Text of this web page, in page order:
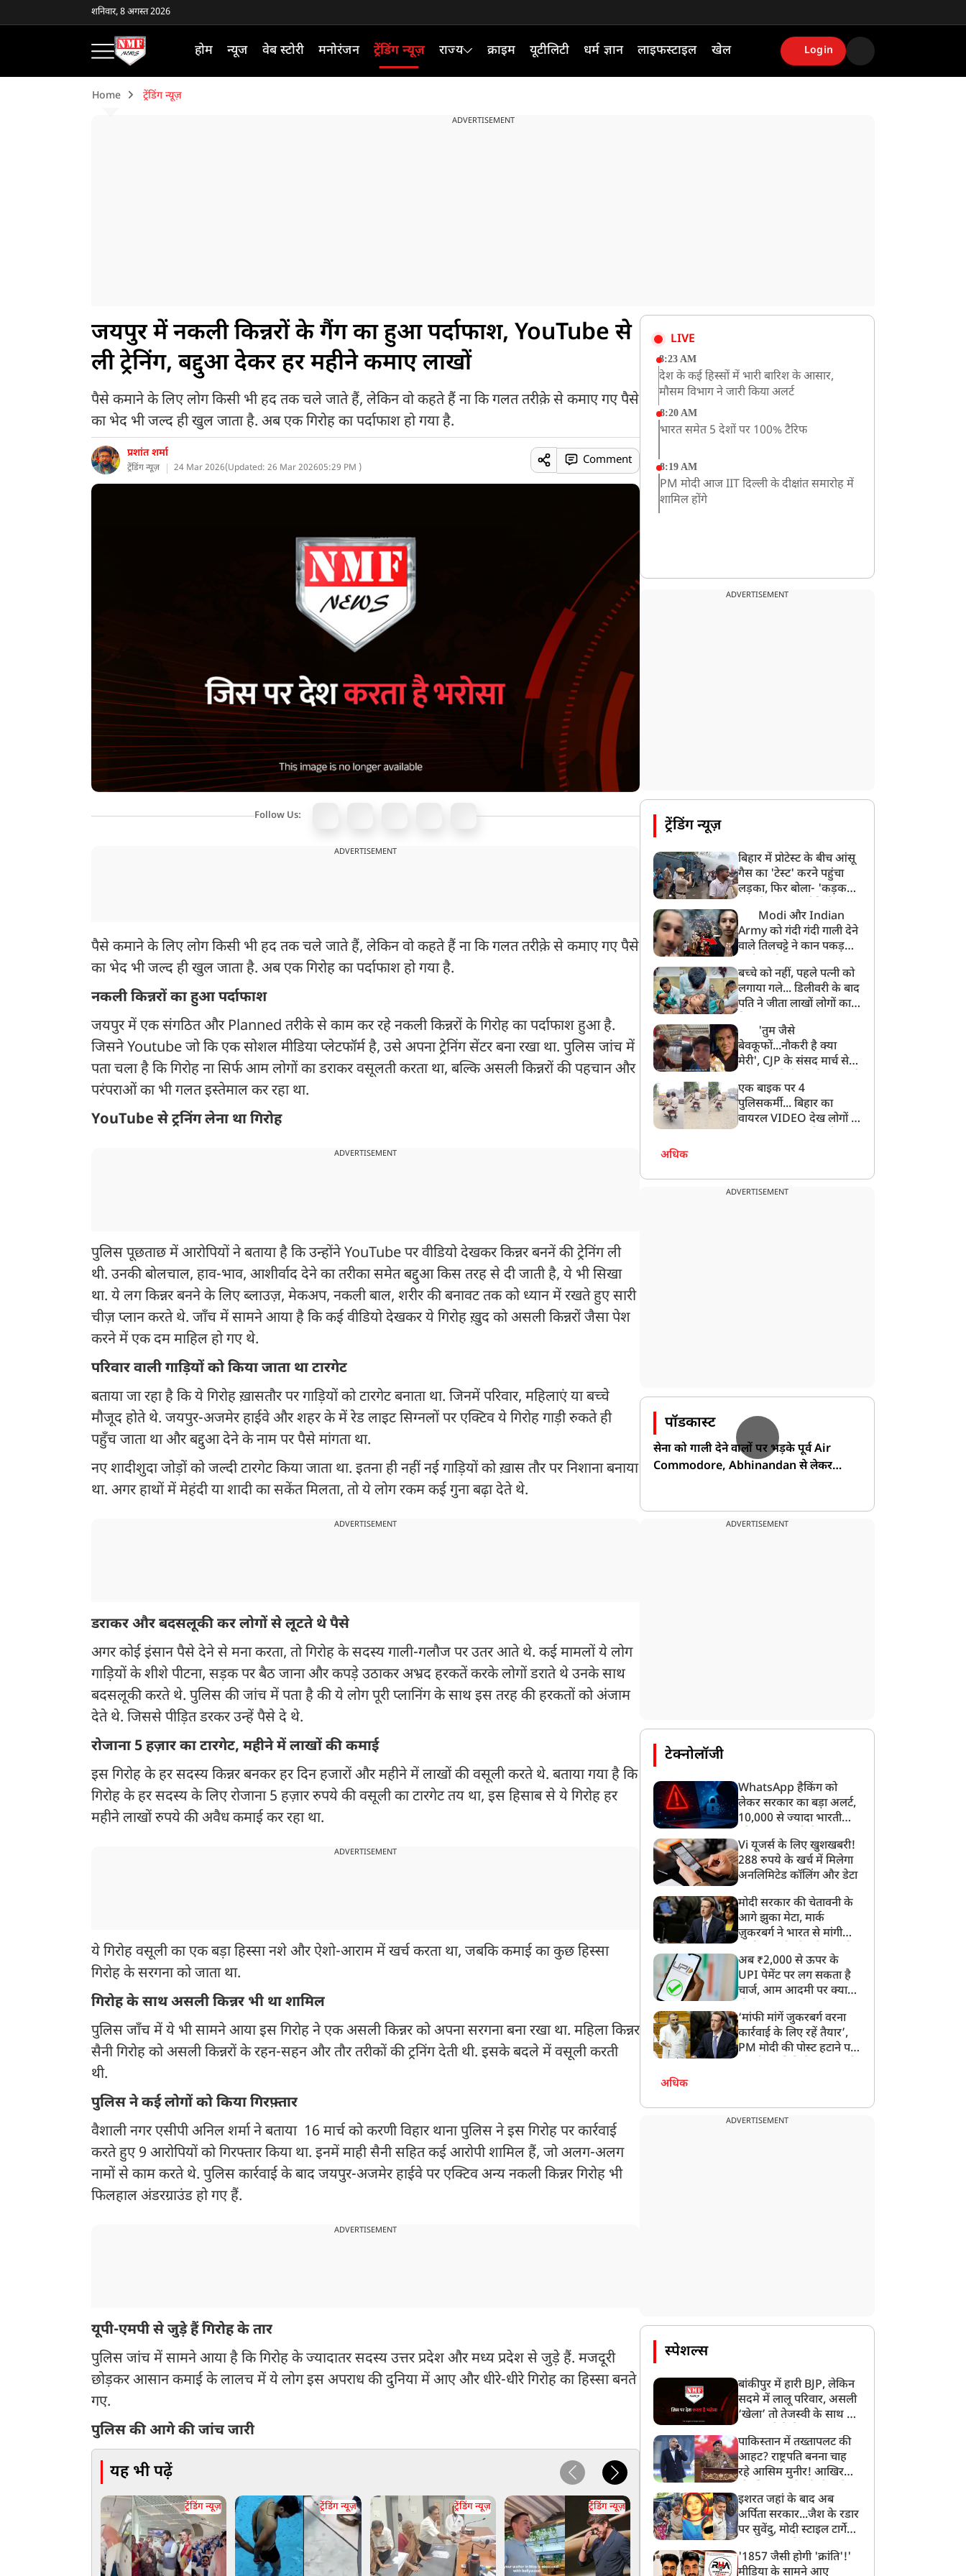
शनिवार, 8 अगस्त 2026
होम न्यूज वेब स्टोरी मनोरंजन ट्रेंडिंग न्यूज़ राज्य क्राइम यूटीलिटी धर्म ज्ञान लाइफस्टाइल खेल Login
Home ट्रेंडिंग न्यूज़
ADVERTISEMENT
जयपुर में नकली किन्नरों के गैंग का हुआ पर्दाफाश, YouTube से
ली ट्रेनिंग, बद्दुआ देकर हर महीने कमाए लाखों
पैसे कमाने के लिए लोग किसी भी हद तक चले जाते हैं, लेकिन वो कहते हैं ना कि गलत तरीक़े से कमाए गए पैसे
का भेद भी जल्द ही खुल जाता है. अब एक गिरोह का पर्दाफाश हो गया है.
प्रशांत शर्मा
ट्रेंडिंग न्यूज़ 24 Mar 2026(Updated: 26 Mar 202605:29 PM )
Comment
Follow Us:
ADVERTISEMENT
पैसे कमाने के लिए लोग किसी भी हद तक चले जाते हैं, लेकिन वो कहते हैं ना कि गलत तरीक़े से कमाए गए पैसे
का भेद भी जल्द ही खुल जाता है. अब एक गिरोह का पर्दाफाश हो गया है.
नकली किन्नरों का हुआ पर्दाफाश
जयपुर में एक संगठित और Planned तरीके से काम कर रहे नकली किन्नरों के गिरोह का पर्दाफाश हुआ है.
जिसने Youtube जो कि एक सोशल मीडिया प्लेटफॉर्म है, उसे अपना ट्रेनिंग सेंटर बना रखा था. पुलिस जांच में
पता चला है कि गिरोह ना सिर्फ आम लोगों का डराकर वसूलती करता था, बल्कि असली किन्नरों की पहचान और
परंपराओं का भी गलत इस्तेमाल कर रहा था.
YouTube से ट्रनिंग लेना था गिरोह
ADVERTISEMENT
पुलिस पूछताछ में आरोपियों ने बताया है कि उन्होंने YouTube पर वीडियो देखकर किन्नर बननें की ट्रेनिंग ली
थी. उनकी बोलचाल, हाव-भाव, आशीर्वाद देने का तरीका समेत बद्दुआ किस तरह से दी जाती है, ये भी सिखा
था. ये लग किन्नर बनने के लिए ब्लाउज़, मेकअप, नकली बाल, शरीर की बनावट तक को ध्यान में रखते हुए सारी
चीज़ प्लान करते थे. जाँच में सामने आया है कि कई वीडियो देखकर ये गिरोह ख़ुद को असली किन्नरों जैसा पेश
करने में एक दम माहिल हो गए थे.
परिवार वाली गाड़ियों को किया जाता था टारगेट
बताया जा रहा है कि ये गिरोह ख़ासतौर पर गाड़ियों को टारगेट बनाता था. जिनमें परिवार, महिलाएं या बच्चे
मौजूद होते थे. जयपुर-अजमेर हाईवे और शहर के में रेड लाइट सिग्नलों पर एक्टिव ये गिरोह गाड़ी रुकते ही
पहुँच जाता था और बद्दुआ देने के नाम पर पैसे मांगता था.
नए शादीशुदा जोड़ों को जल्दी टारगेट किया जाता था. इतना ही नहीं नई गाड़ियों को ख़ास तौर पर निशाना बनाया
था. अगर हाथों में मेहंदी या शादी का सकेंत मिलता, तो ये लोग रकम कई गुना बढ़ा देते थे.
ADVERTISEMENT
डराकर और बदसलूकी कर लोगों से लूटते थे पैसे
अगर कोई इंसान पैसे देने से मना करता, तो गिरोह के सदस्य गाली-गलौज पर उतर आते थे. कई मामलों ये लोग
गाड़ियों के शीशे पीटना, सड़क पर बैठ जाना और कपड़े उठाकर अभ्रद हरकतें करके लोगों डराते थे उनके साथ
बदसलूकी करते थे. पुलिस की जांच में पता है की ये लोग पूरी प्लानिंग के साथ इस तरह की हरकतों को अंजाम
देते थे. जिससे पीड़ित डरकर उन्हें पैसे दे थे.
रोजाना 5 हज़ार का टारगेट, महीने में लाखों की कमाई
इस गिरोह के हर सदस्य किन्नर बनकर हर दिन हजारों और महीने में लाखों की वसूली करते थे. बताया गया है कि
गिरोह के हर सदस्य के लिए रोजाना 5 हज़ार रुपये की वसूली का टारगेट तय था, इस हिसाब से ये गिरोह हर
महीने लाखों रुपये की अवैध कमाई कर रहा था.
ADVERTISEMENT
ये गिरोह वसूली का एक बड़ा हिस्सा नशे और ऐशो-आराम में खर्च करता था, जबकि कमाई का कुछ हिस्सा
गिरोह के सरगना को जाता था.
गिरोह के साथ असली किन्नर भी था शामिल
पुलिस जाँच में ये भी सामने आया इस गिरोह ने एक असली किन्नर को अपना सरगना बना रखा था. महिला किन्नर
सैनी गिरोह को असली किन्नरों के रहन-सहन और तौर तरीकों की ट्रनिंग देती थी. इसके बदले में वसूली करती
थी.
पुलिस ने कई लोगों को किया गिरफ़्तार
वैशाली नगर एसीपी अनिल शर्मा ने बताया 16 मार्च को करणी विहार थाना पुलिस ने इस गिरोह पर कार्रवाई
करते हुए 9 आरोपियों को गिरफ्तार किया था. इनमें माही सैनी सहित कई आरोपी शामिल हैं, जो अलग-अलग
नामों से काम करते थे. पुलिस कार्रवाई के बाद जयपुर-अजमेर हाईवे पर एक्टिव अन्य नकली किन्नर गिरोह भी
फिलहाल अंडरग्राउंड हो गए हैं.
ADVERTISEMENT
यूपी-एमपी से जुड़े हैं गिरोह के तार
पुलिस जांच में सामने आया है कि गिरोह के ज्यादातर सदस्य उत्तर प्रदेश और मध्य प्रदेश से जुड़े हैं. मजदूरी
छोड़कर आसान कमाई के लालच में ये लोग इस अपराध की दुनिया में आए और धीरे-धीरे गिरोह का हिस्सा बनते
गए.
पुलिस की आगे की जांच जारी
यह भी पढ़ें
ट्रेंडिंग न्यूज़ ट्रेंडिंग न्यूज़ ट्रेंडिंग न्यूज़ ट्रेंडिंग न्यूज़ ट्रेंडिंग न्यूज़
LIVE
8:23 AM
देश के कई हिस्सों में भारी बारिश के आसार,
मौसम विभाग ने जारी किया अलर्ट
8:20 AM
भारत समेत 5 देशों पर 100% टैरिफ
8:19 AM
PM मोदी आज IIT दिल्ली के दीक्षांत समारोह में
शामिल होंगे
ADVERTISEMENT
ट्रेंडिंग न्यूज़
बिहार में प्रोटेस्ट के बीच आंसू
गैस का 'टेस्ट' करने पहुंचा
लड़का, फिर बोला- 'कड़क
वायरलModi और Indian
Army को गंदी गंदी गाली देने
वाले तिलचट्टे ने कान पकड़कर
बच्चे को नहीं, पहले पत्नी को
लगाया गले... डिलीवरी के बाद
पति ने जीता लाखों लोगों का
'तुम जैसे
बेवकूफों...नौकरी है क्या
मेरी', CJP के संसद मार्च से
के सवाल पर मिला ये जवाब!
एक बाइक पर 4
पुलिसकर्मी... बिहार का
वायरल VIDEO देख लोगों ने
अधिक
ADVERTISEMENT
पॉडकास्ट
सेना को गाली देने वालों पर भड़के पूर्व Air
Commodore, Abhinandan से लेकर
ADVERTISEMENT
टेक्नोलॉजी
WhatsApp हैकिंग को
लेकर सरकार का बड़ा अलर्ट,
10,000 से ज्यादा भारतीयों
गया
Vi यूजर्स के लिए खुशखबरी!
288 रुपये के खर्च में मिलेगा
अनलिमिटेड कॉलिंग और डेटा
मोदी सरकार की चेतावनी के
आगे झुका मेटा, मार्क
ज़ुकरबर्ग ने भारत से मांगी
अब ₹2,000 से ऊपर के
UPI पेमेंट पर लग सकता है
चार्ज, आम आदमी पर क्या
‘मांफी मांगें जुकरबर्ग वरना
कार्रवाई के लिए रहें तैयार’,
PM मोदी की पोस्ट हटाने पर
अधिक
ADVERTISEMENT
स्पेशल्स
बांकीपुर में हारी BJP, लेकिन
सदमे में लालू परिवार, असली
‘खेला’ तो तेजस्वी के साथ हो
पाकिस्तान में तख्तापलट की
आहट? राष्ट्रपति बनना चाह
रहे आसिम मुनीर! आखिर
बनाया मोहरा?
इशरत जहां के बाद अब
अर्पिता सरकार...जैश के रडार
पर सुवेंदु, मोदी स्टाइल टार्गेट
बड़ा एक्शन!
'1857 जैसी होगी 'क्रांति'!'
मीडिया के सामने आए